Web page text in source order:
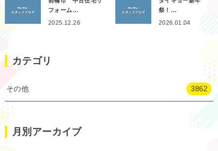
フォーム…
2025.12.26
祭！…
2026.01.04
カテゴリ
その他 3862
月別アーカイブ